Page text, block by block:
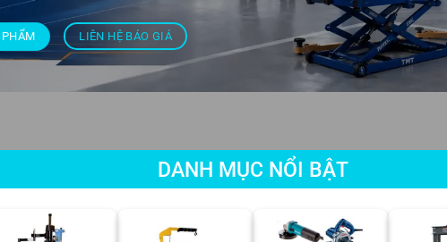
LIÊN HỆ BÁO GIÁ
DANH MỤC NỔI BẬT